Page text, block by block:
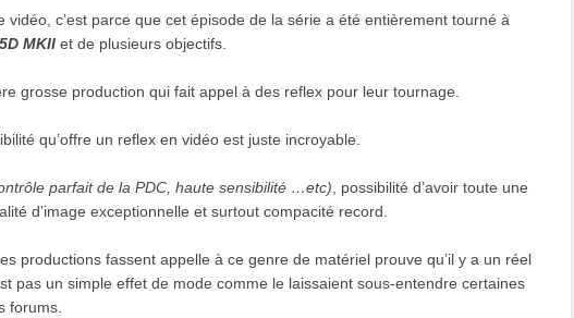
vidéo, c’est parce que cet épisode de la série a été entièrement tourné à
5D MKII et de plusieurs objectifs.
grosse production qui fait appel à des reflex pour leur tournage.
qu’offre un reflex en vidéo est juste incroyable.
parfait de la PDC, haute sensibilité …etc), possibilité d’avoir toute une
d’image exceptionnelle et surtout compacité record.
productions fassent appelle à ce genre de matériel prouve qu’il y a un réel
pas un simple effet de mode comme le laissaient sous-entendre certaines
forums.